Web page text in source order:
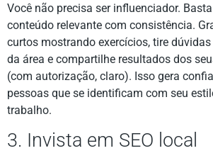
Você não precisa ser influenciador.
conteúdo relevante com consistência.
curtos mostrando exercícios, tire
da área e compartilhe resultados dos
(com autorização, claro). Isso gera
pessoas que se identificam com seu
trabalho.
3. Invista em SEO local